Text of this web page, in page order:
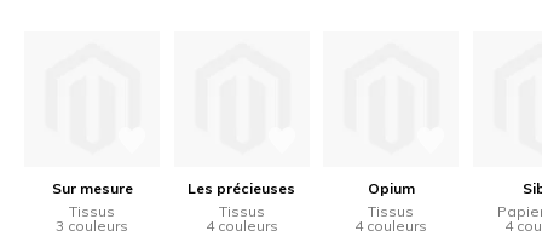
Sur mesure
Tissus
3 couleurs
Les précieuses
Tissus
4 couleurs
Opium
Tissus
4 couleurs
4